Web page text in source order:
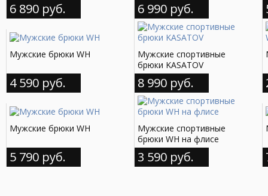
6 890 руб. 6 990 руб.
Мужские брюки WH
4 590 руб.
Мужские спортивные
брюки KASATOV
8 990 руб.
Мужские брюки WH
5 790 руб.
Мужские спортивные
брюки WH на флисе
3 590 руб.